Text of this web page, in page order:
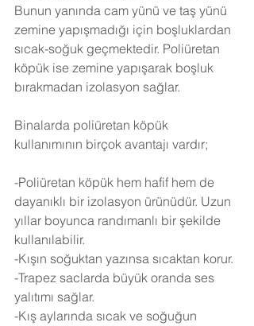
Bunun yanında cam yünü ve taş yünü
zemine yapışmadığı için boşluklardan
sıcak-soğuk geçmektedir. Poliüretan
köpük ise zemine yapışarak boşluk
bırakmadan izolasyon sağlar.
Binalarda poliüretan köpük
kullanımının birçok avantajı vardır;
-Poliüretan köpük hem hafif hem de
dayanıklı bir izolasyon ürünüdür. Uzun
yıllar boyunca randımanlı bir şekilde
kullanılabilir.
-Kışın soğuktan yazınsa sıcaktan korur.
-Trapez saclarda büyük oranda ses
yalıtımı sağlar.
-Kış aylarında sıcak ve soğuğun